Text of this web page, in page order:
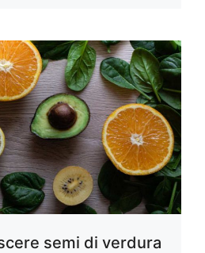
semi di verdura